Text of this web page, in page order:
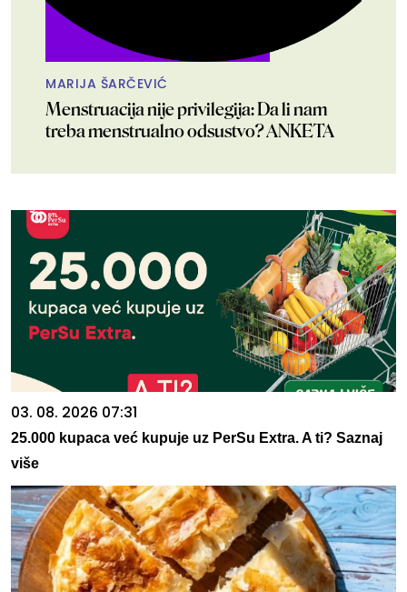
MARIJA ŠARČEVIĆ
Menstruacija nije privilegija: Da li nam
treba menstrualno odsustvo? ANKETA
03. 08. 2026 07:31
25.000 kupaca već kupuje uz PerSu Extra. A ti? Saznaj
više